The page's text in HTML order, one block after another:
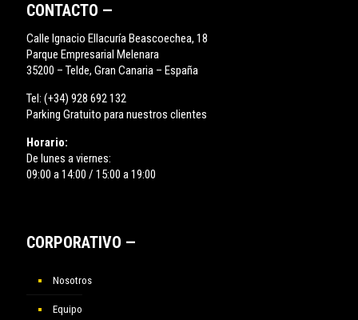
CONTACTO —
Calle Ignacio Ellacuría Beascoechea, 18
Parque Empresarial Melenara
35200 – Telde, Gran Canaria – España
Tel: (+34) 928 692 132
Parking Gratuito para nuestros clientes
Horario:
De lunes a viernes:
09:00 a 14:00 / 15:00 a 19:00
CORPORATIVO —
Nosotros
Equipo